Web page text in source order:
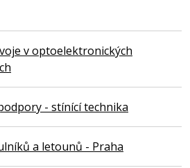
v optoelektronických
- stínící technika
a letounů - Praha